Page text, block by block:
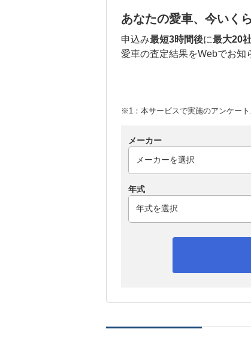
あなたの愛車、今いく
申込み最短3時間後に最大20
愛車の査定結果をWebでお知
※1：本サービスで実施のアンケート
メーカー
年式